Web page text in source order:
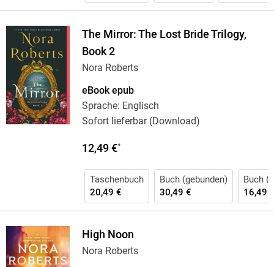
The Mirror: The Lost Bride Trilogy,
Book 2
Nora Roberts
eBook epub
Sprache: Englisch
Sofort lieferbar (Download)
12,49 €*
Taschenbuch
20,49 €
Buch (gebunden)
30,49 €
Buch
16,49
High Noon
Nora Roberts